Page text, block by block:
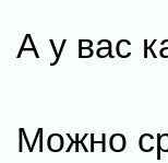
А у вас
Можно